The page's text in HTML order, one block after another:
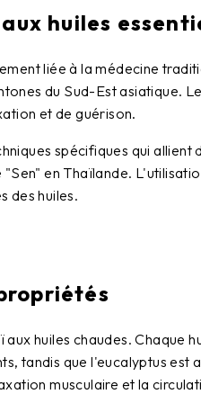
huiles
liée à la médecine
du Sud-Est asiatique.
et de guérison.
spécifiques qui
en Thaïlande.
des huiles.
huiles chaudes.
tandis que l'eucalyptus
musculaire et la